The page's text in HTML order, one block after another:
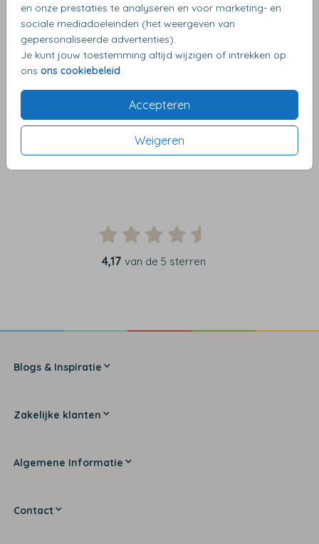
en onze prestaties te analyseren en voor marketing- en
sociale mediadoeleinden (het weergeven van
gepersonaliseerde advertenties).
Je kunt jouw toestemming altijd wijzigen of intrekken op
ons ons cookiebeleid
Accepteren
Weigeren
cadeaupakketje die jij helemaal zelf hebt samengesteld en
gepersonaliseerd. Kies bij je bestelling ook nog voor een
cadeaudoos en wij kunnen het pakket zo voor jou
inpakken.
Producteigenschappen
• Wordt gegraveerd
• Vaatwasserbestendig
4,17 van de 5 sterren
Blogs & Inspiratie
Zakelijke klanten
Algemene Informatie
Contact